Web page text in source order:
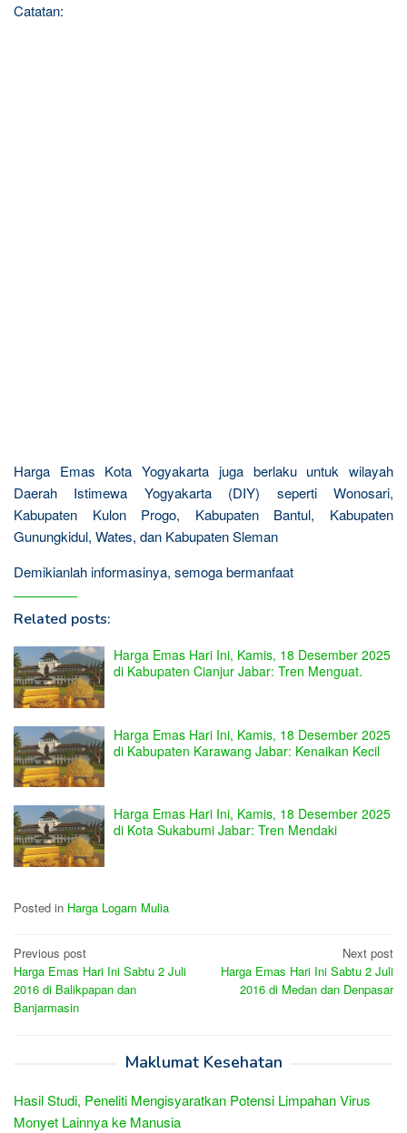
Catatan:
Harga Emas Kota Yogyakarta juga berlaku untuk wilayah
Daerah Istimewa Yogyakarta (DIY) seperti Wonosari,
Kabupaten Kulon Progo, Kabupaten Bantul, Kabupaten
Gunungkidul, Wates, dan Kabupaten Sleman
Demikianlah informasinya, semoga bermanfaat
Related posts:
Harga Emas Hari Ini, Kamis, 18 Desember 2025
di Kabupaten Cianjur Jabar: Tren Menguat.
Harga Emas Hari Ini, Kamis, 18 Desember 2025
di Kabupaten Karawang Jabar: Kenaikan Kecil
Harga Emas Hari Ini, Kamis, 18 Desember 2025
di Kota Sukabumi Jabar: Tren Mendaki
Posted in Harga Logam Mulia
Post
navigation
Previous post
Harga Emas Hari Ini Sabtu 2 Juli
2016 di Balikpapan dan
Banjarmasin
Next post
Harga Emas Hari Ini Sabtu 2 Juli
2016 di Medan dan Denpasar
Maklumat Kesehatan
Hasil Studi, Peneliti Mengisyaratkan Potensi Limpahan Virus
Monyet Lainnya ke Manusia